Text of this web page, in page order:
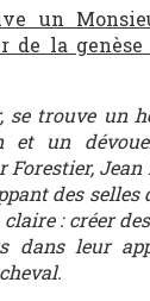
un
de la
se trouve un
et un
des
: créer
dans leur